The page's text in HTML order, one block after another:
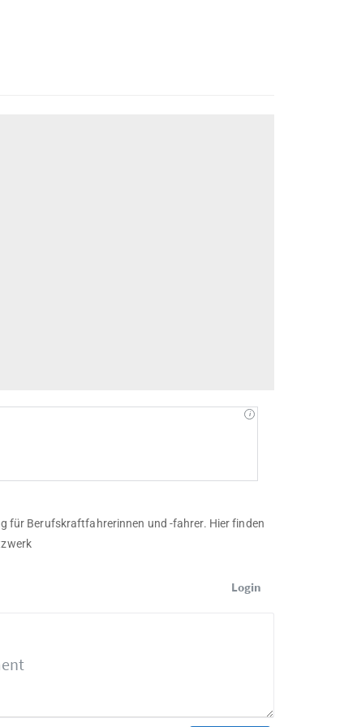
für Berufskraftfahrerinnen und -fahrer. Hier finden
Login